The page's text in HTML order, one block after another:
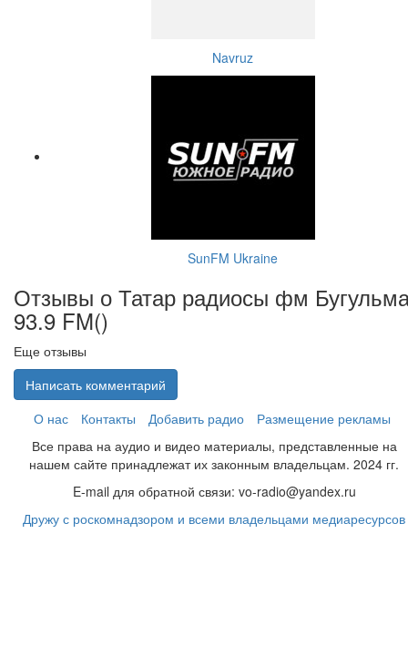
Navruz
SunFM Ukraine
Отзывы о Татар радиосы фм
93.9 FM()
Еще отзывы
Написать комментарий
О нас
Контакты Добавить радио
Размещение рекламы
Все права на аудио и видео материалы, представленные на
нашем сайте принадлежат их законным владельцам. 2024 гг.
E-mail для обратной связи: vo-radio@yandex.ru
Дружу с роскомнадзором и всеми владельцами медиаресурсов